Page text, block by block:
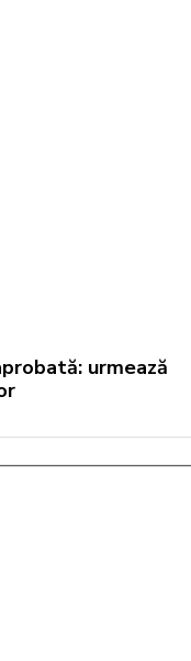
urmează